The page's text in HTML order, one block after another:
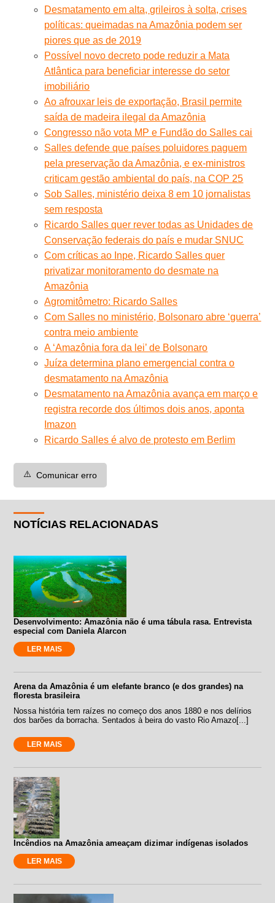
Desmatamento em alta, grileiros à solta, crises
políticas: queimadas na Amazônia podem ser
piores que as de 2019
Possível novo decreto pode reduzir a Mata
Atlântica para beneficiar interesse do setor
imobiliário
Ao afrouxar leis de exportação, Brasil permite
saída de madeira ilegal da Amazônia
Congresso não vota MP e Fundão do Salles cai
Salles defende que países poluidores paguem
pela preservação da Amazônia, e ex-ministros
criticam gestão ambiental do país, na COP 25
Sob Salles, ministério deixa 8 em 10 jornalistas
sem resposta
Ricardo Salles quer rever todas as Unidades de
Conservação federais do país e mudar SNUC
Com críticas ao Inpe, Ricardo Salles quer
privatizar monitoramento do desmate na
Amazônia
Agromitômetro: Ricardo Salles
Com Salles no ministério, Bolsonaro abre ‘guerra’
contra meio ambiente
A ‘Amazônia fora da lei’ de Bolsonaro
Juíza determina plano emergencial contra o
desmatamento na Amazônia
Desmatamento na Amazônia avança em março e
registra recorde dos últimos dois anos, aponta
Imazon
Ricardo Salles é alvo de protesto em Berlim
⚠️ Comunicar erro
NOTÍCIAS RELACIONADAS
Desenvolvimento: Amazônia não é uma tábula rasa. Entrevista
especial com Daniela Alarcon
LER MAIS
Arena da Amazônia é um elefante branco (e dos grandes) na
floresta brasileira
Nossa história tem raízes no começo dos anos 1880 e nos delírios
dos barões da borracha. Sentados à beira do vasto Rio Amazo[...]
LER MAIS
Incêndios na Amazônia ameaçam dizimar indígenas isolados
LER MAIS